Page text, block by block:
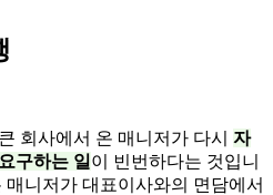
회사에서 온 매니저가 다시 자
구하는 일 이 빈번하다는 것입니
니저가 대표이사와의 면담에서